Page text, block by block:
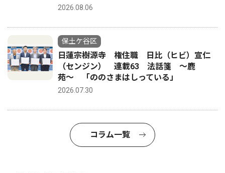
2026.08.06
保土ケ谷区
日蓮宗樹源寺 権住職 日比（ヒビ）宣仁
（センジン） 連載63 法話箋 〜鹿
苑〜 「ののさまはしっている」
2026.07.30
コラム一覧